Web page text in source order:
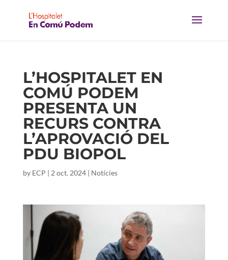
L’HOSPITALET EN
COMÚ PODEM
PRESENTA UN
RECURS CONTRA
L’APROVACIÓ DEL
PDU BIOPOL
by ECP | 2 oct. 2024| Notícies